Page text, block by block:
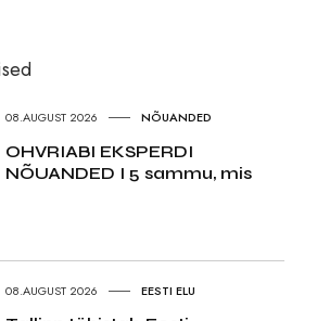
08.AUGUST 2026 NÕUANDED
OHVRIABI EKSPERDI
NÕUANDED I 5 sammu, mis
08.AUGUST 2026 EESTI ELU